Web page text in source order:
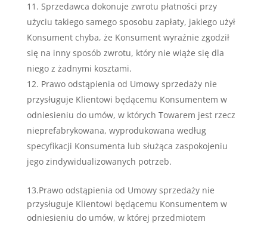
Sprzedawca dokonuje zwrotu płatności przy
użyciu takiego samego sposobu zapłaty, jakiego użył
Konsument chyba, że Konsument wyraźnie zgodził
się na inny sposób zwrotu, który nie wiąże się dla
niego z żadnymi kosztami.
Prawo odstąpienia od Umowy sprzedaży nie
przysługuje Klientowi będącemu Konsumentem w
odniesieniu do umów, w których Towarem jest rzecz
nieprefabrykowana, wyprodukowana według
specyfikacji Konsumenta lub służąca zaspokojeniu
jego zindywidualizowanych potrzeb.
13.Prawo odstąpienia od Umowy sprzedaży nie
przysługuje Klientowi będącemu Konsumentem w
odniesieniu do umów, w której przedmiotem